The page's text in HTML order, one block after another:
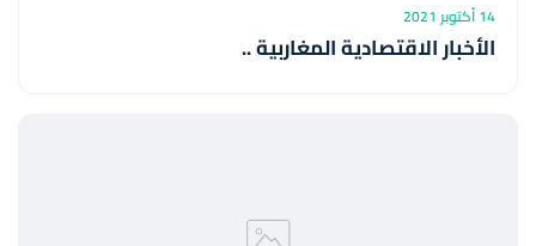
14 أكتوبر 2021
الأخبار الاقتصادية المغاربية ..